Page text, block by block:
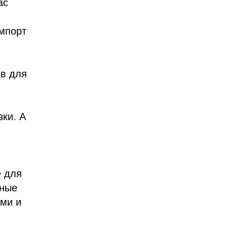
для
А
для
и